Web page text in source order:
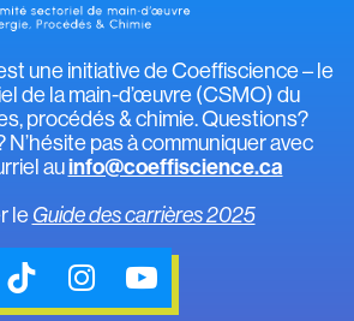
une initiative de Coeffiscience – le
de la main-d’œuvre (CSMO) du
procédés & chimie. Questions?
pas à communiquer avec
auinfo@coeffiscience.ca
leGuide des carrières 2025